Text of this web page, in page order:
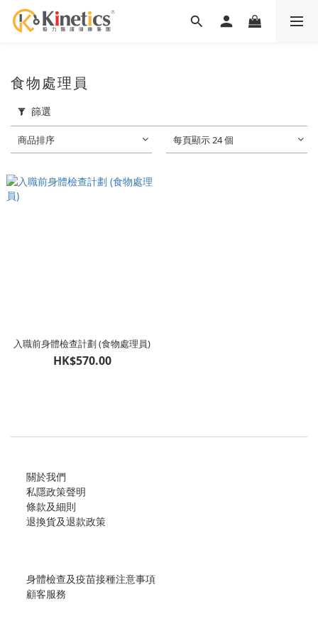
食物處理員
篩選
商品排序 每頁顯示 24 個
入職前身體檢查計劃 (食物處理員)
HK$570.00
關於我們
私隱政策聲明
條款及細則
退換貨及退款政策
身體檢查及疫苗接種注意事項
顧客服務